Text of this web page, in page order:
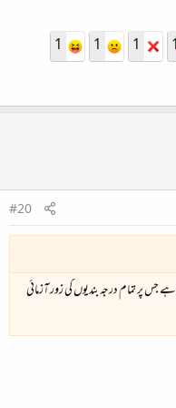
1
1
1
1
#20
جس پر تمام درجہ بندیوں کی زور آزمائی